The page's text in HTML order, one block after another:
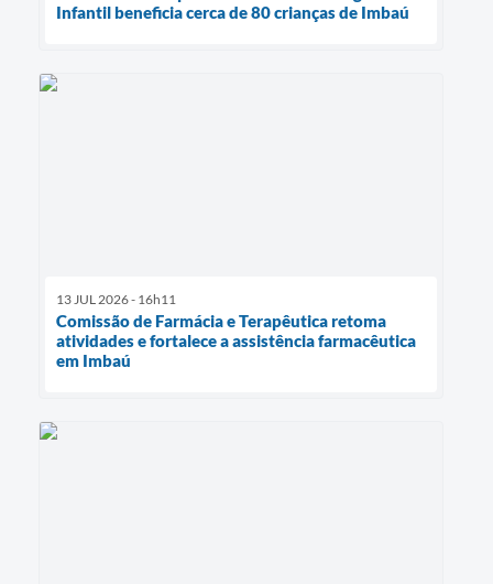
Infantil beneficia cerca de 80 crianças de Imbaú
13 JUL 2026 - 16h11
Comissão de Farmácia e Terapêutica retoma
atividades e fortalece a assistência farmacêutica
em Imbaú